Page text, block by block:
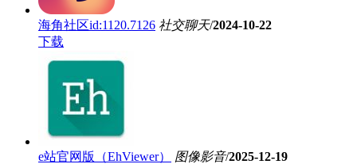
海角社区id:1120.7126 社交聊天/2024-10-22
下载
e站官网版（EhViewer） 图像影音/2025-12-19